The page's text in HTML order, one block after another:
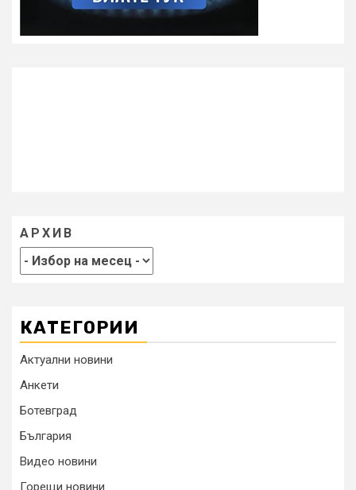
АРХИВ
КАТЕГОРИИ
Актуални новини
Анкети
Ботевград
България
Видео новини
Горещи новини